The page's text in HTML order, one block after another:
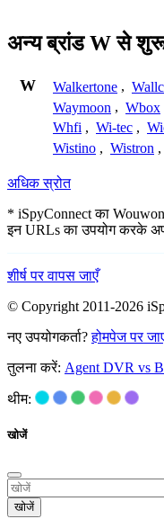
अन्य ब्रांड W से
W Walkertone ,
Waymoon , Wbox
Whfi , Wi-tec ,
Wistino , Wistron ,
अधिक स्रोत
* iSpyConnect का Wouwon
इन URLs का उपयोग करके
शीर्ष पर वापस जाएँ
© Copyright 2011-2026
नए उपयोगकर्ता?होमपेज पर
तुलना करें: Agent DVR vs
थीम:
खोजें
खोजें